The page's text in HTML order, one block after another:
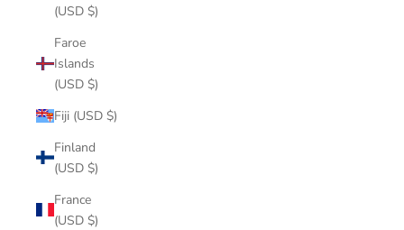
(USD $)
Faroe
Islands
(USD $)
Fiji (USD $)
Finland
(USD $)
France
(USD $)